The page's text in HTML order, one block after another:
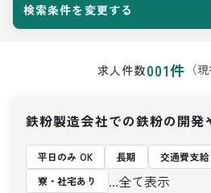
検索条件を変更する
求人件数001件 （
鉄粉製造会社での鉄粉の開発
平日のみ OK 長期 交通費支給
寮・社宅あり
...全て表示